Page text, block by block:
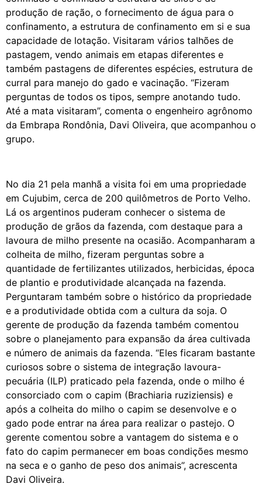
produção de ração, o fornecimento de água para o
confinamento, a estrutura de confinamento em si e sua
capacidade de lotação. Visitaram vários talhões de
pastagem, vendo animais em etapas diferentes e
também pastagens de diferentes espécies, estrutura de
curral para manejo do gado e vacinação. “Fizeram
perguntas de todos os tipos, sempre anotando tudo.
Até a mata visitaram”, comenta o engenheiro agrônomo
da Embrapa Rondônia, Davi Oliveira, que acompanhou o
grupo.
No dia 21 pela manhã a visita foi em uma propriedade
em Cujubim, cerca de 200 quilômetros de Porto Velho.
Lá os argentinos puderam conhecer o sistema de
produção de grãos da fazenda, com destaque para a
lavoura de milho presente na ocasião. Acompanharam a
colheita de milho, fizeram perguntas sobre a
quantidade de fertilizantes utilizados, herbicidas, época
de plantio e produtividade alcançada na fazenda.
Perguntaram também sobre o histórico da propriedade
e a produtividade obtida com a cultura da soja. O
gerente de produção da fazenda também comentou
sobre o planejamento para expansão da área cultivada
e número de animais da fazenda. “Eles ficaram bastante
curiosos sobre o sistema de integração lavoura-
pecuária (ILP) praticado pela fazenda, onde o milho é
consorciado com o capim (Brachiaria ruziziensis) e
após a colheita do milho o capim se desenvolve e o
gado pode entrar na área para realizar o pastejo. O
gerente comentou sobre a vantagem do sistema e o
fato do capim permanecer em boas condições mesmo
na seca e o ganho de peso dos animais”, acrescenta
Davi Oliveira.